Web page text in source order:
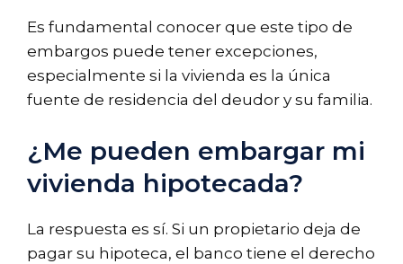
Es fundamental conocer que este tipo de
embargos puede tener excepciones,
especialmente si la vivienda es la única
fuente de residencia del deudor y su familia.
¿Me pueden embargar mi
vivienda hipotecada?
La respuesta es sí. Si un propietario deja de
pagar su hipoteca, el banco tiene el derecho